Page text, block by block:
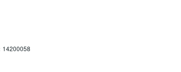
14200058